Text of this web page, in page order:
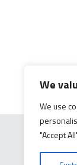
We
We use
"Accept
Accueil